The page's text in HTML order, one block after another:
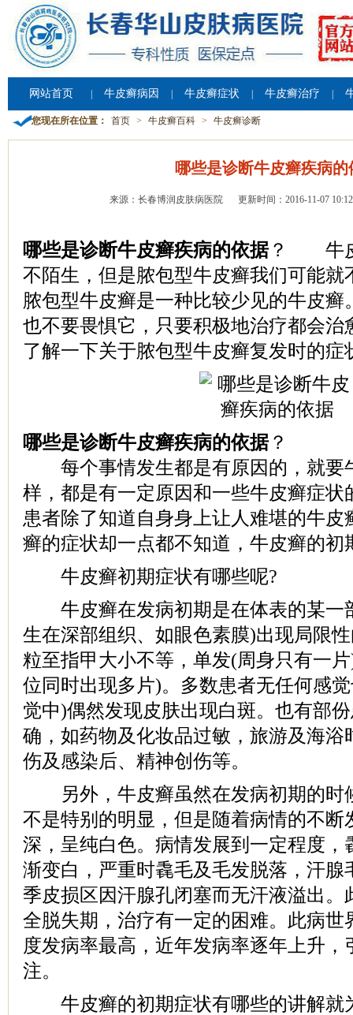
网站首页 牛皮癣病因 牛皮癣症状 牛皮癣治疗
您现在所在位置： 首页 > 牛皮癣百科 > 牛皮癣诊断
哪些是诊断牛皮癣疾病的
来源：长春博润皮肤病医院 更新时间：2016-11-07
哪些是诊断牛皮癣疾病的依据？ 牛皮
不陌生，但是脓包型牛皮癣我们可能就
脓包型牛皮癣是一种比较少见的牛皮癣
也不要畏惧它，只要积极地治疗都会治
了解一下关于脓包型牛皮癣复发时的症
哪些是诊断牛皮癣疾病的依据？
每个事情发生都是有原因的，就要
样，都是有一定原因和一些牛皮癣症状
患者除了知道自身身上让人难堪的牛皮
癣的症状却一点都不知道，牛皮癣的初
牛皮癣初期症状有哪些呢?
牛皮癣在发病初期是在体表的某一
生在深部组织、如眼色素膜)出现局限
粒至指甲大小不等，单发(周身只有一
位同时出现多片)。多数患者无任何感
觉中)偶然发现皮肤出现白斑。也有部
确，如药物及化妆品过敏，旅游及海浴
伤及感染后、精神创伤等。
另外，牛皮癣虽然在发病初期的时
不是特别的明显，但是随着病情的不断
深，呈纯白色。病情发展到一定程度，
渐变白，严重时毳毛及毛发脱落，汗腺
季皮损区因汗腺孔闭塞而无汗液溢出。
全脱失期，治疗有一定的困难。此病世
度发病率最高，近年发病率逐年上升，
注。
牛皮癣的初期症状有哪些的讲解就